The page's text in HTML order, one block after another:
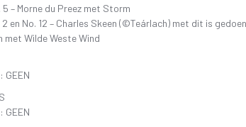
5 – Morne du Preez met Storm
2 en No. 12 – Charles Skeen (©Teárlach) met dit is
met Wilde Weste Wind
GEEN
GEEN